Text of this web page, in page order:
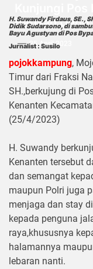
Berikan Uang
25 April 2023
H. Suwandy Firdaus, SE.,
Didik Sudarsono, di
Bayu Agustyan di Pos
Jurnalist : Susilo
pojokkampung,
Timur dari Fraksi
SH.,berkujung di
Kenanten
(25/4/2023)
H. Suwandy
Kenanten tersebut
dan semangat
maupun Polri juga
menjaga dan stay
kepada penguna
raya,khususnya
halamannya
lebaran nanti.